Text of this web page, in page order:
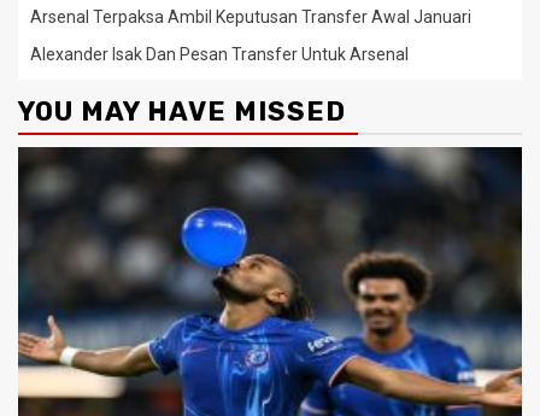
Arsenal Terpaksa Ambil Keputusan Transfer Awal Januari
Alexander Isak Dan Pesan Transfer Untuk Arsenal
YOU MAY HAVE MISSED